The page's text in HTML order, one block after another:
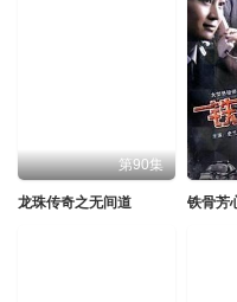
第90集
龙珠传奇之无间道 铁骨芳